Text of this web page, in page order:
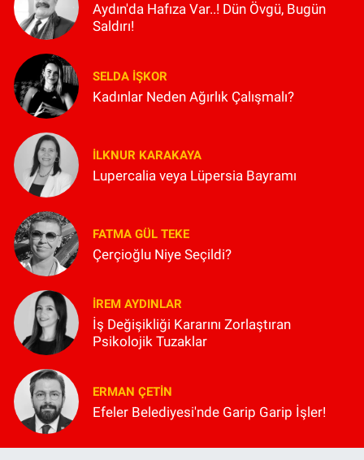
Aydın'da Hafıza Var..! Dün Övgü, Bugün
Saldırı!
SELDA İŞKOR
Kadınlar Neden Ağırlık Çalışmalı?
İLKNUR KARAKAYA
Lupercalia veya Lüpersia Bayramı
FATMA GÜL TEKE
Çerçioğlu Niye Seçildi?
İREM AYDINLAR
İş Değişikliği Kararını Zorlaştıran
Psikolojik Tuzaklar
ERMAN ÇETIN
Efeler Belediyesi'nde Garip Garip İşler!